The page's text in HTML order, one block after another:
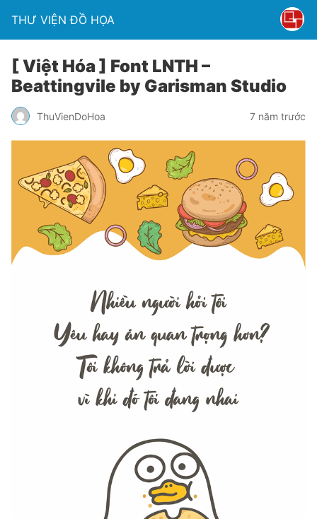
THƯ VIỆN ĐỒ HỌA
[ Việt Hóa ] Font LNTH –
Beattingvile by Garisman Studio
ThuVienDoHoa 7 năm trước